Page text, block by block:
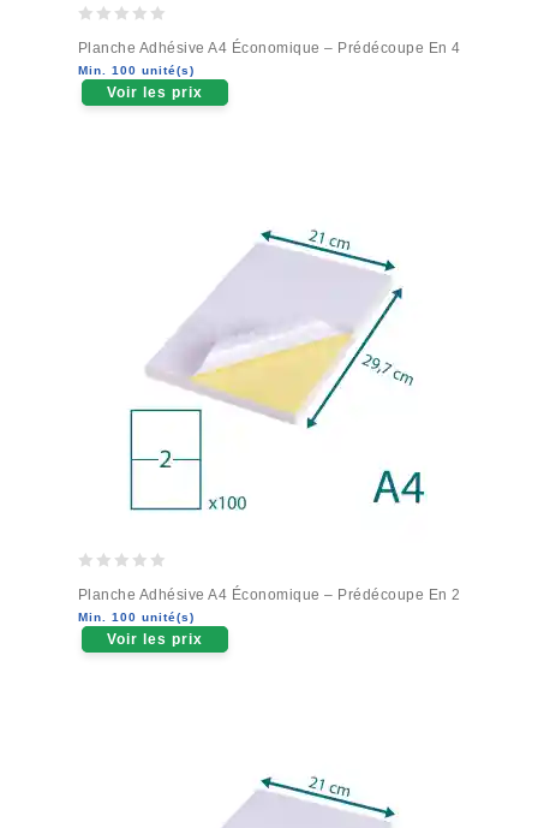
out
of
5
Planche Adhésive A4 Économique – Prédécoupe En 4
Min. 100 unité(s)
Voir les prix
out
of
5
Planche Adhésive A4 Économique – Prédécoupe En 2
Min. 100 unité(s)
Voir les prix